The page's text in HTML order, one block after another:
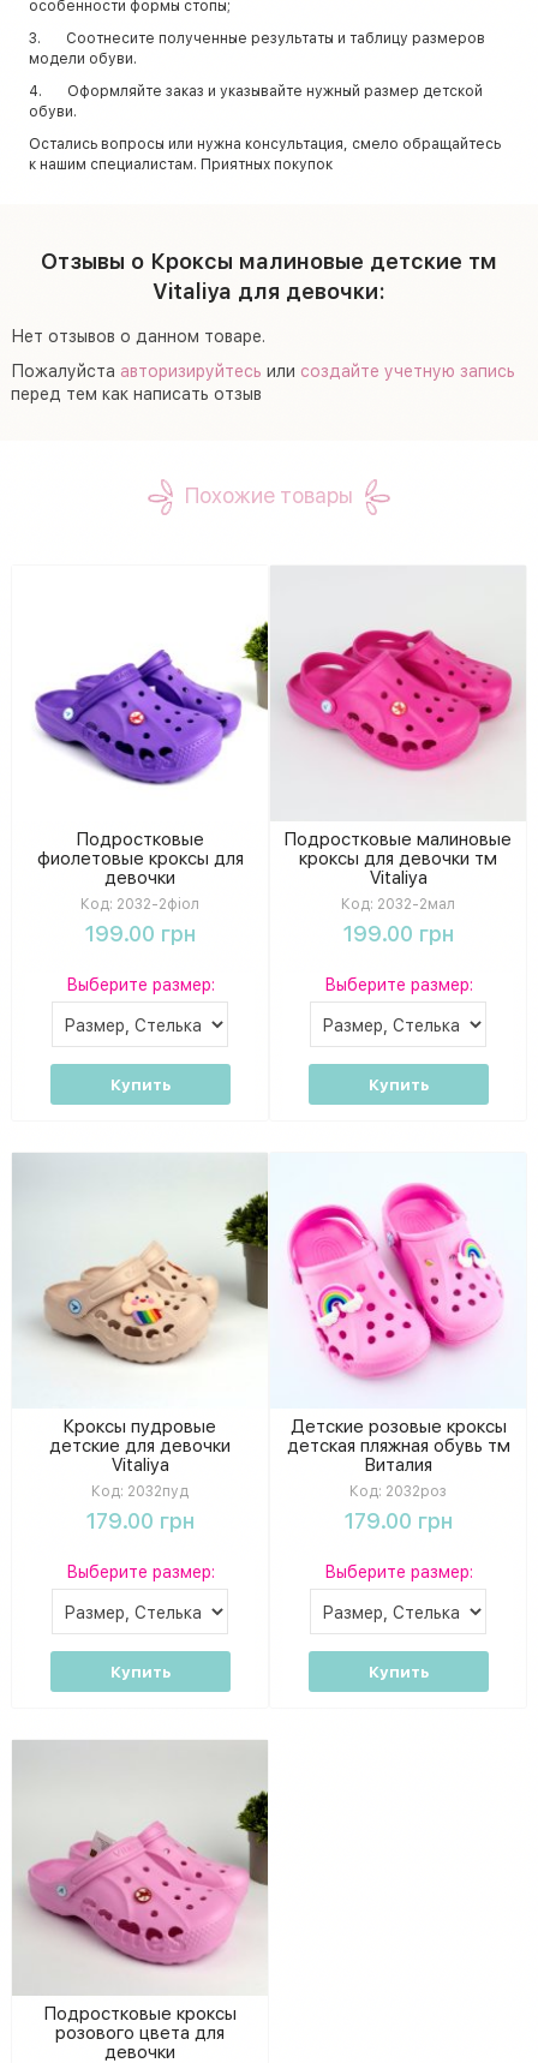
особенности формы стопы;
3. Соотнесите полученные результаты и таблицу размеров
модели обуви.
4. Оформляйте заказ и указывайте нужный размер детской
обуви.
Остались вопросы или нужна консультация, смело обращайтесь
к нашим специалистам. Приятных покупок
Отзывы о Кроксы малиновые детские тм
Vitaliya для девочки:
Нет отзывов о данном товаре.
Пожалуйста авторизируйтесь или создайте учетную запись
перед тем как написать отзыв
Похожие товары
Подростковые
фиолетовые кроксы для
девочки
Код: 2032-2фіол
199.00 грн
Выберите размер:
Купить
Подростковые малиновые
кроксы для девочки тм
Vitaliya
Код: 2032-2мал
199.00 грн
Выберите размер:
Купить
Кроксы пудровые
детские для девочки
Vitaliya
Код: 2032пуд
179.00 грн
Выберите размер:
Купить
Детские розовые кроксы
детская пляжная обувь тм
Виталия
Код: 2032роз
179.00 грн
Выберите размер:
Купить
Подростковые кроксы
розового цвета для
девочки